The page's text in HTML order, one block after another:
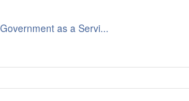
as a Servi...